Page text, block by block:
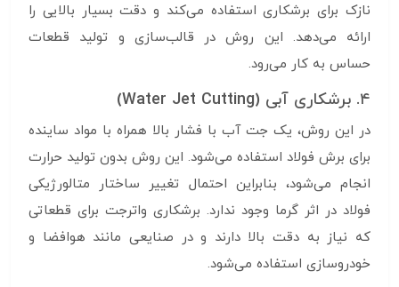
نازک برای برشکاری استفاده می‌کند و دقت بسیار بالایی را
ارائه می‌دهد. این روش در قالب‌سازی و تولید قطعات
حساس به کار می‌رود.
۴. برشکاری آبی (Water Jet Cutting)
در این روش، یک جت آب با فشار بالا همراه با مواد ساینده
برای برش فولاد استفاده می‌شود. این روش بدون تولید حرارت
انجام می‌شود، بنابراین احتمال تغییر ساختار متالورژیکی
فولاد در اثر گرما وجود ندارد. برشکاری واترجت برای قطعاتی
که نیاز به دقت بالا دارند و در صنایعی مانند هوافضا و
خودروسازی استفاده می‌شود.